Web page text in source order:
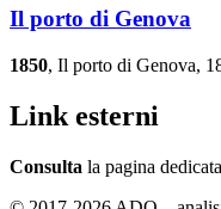
Il porto di Genova
1850, Il porto di Genova,
Link esterni
Consulta la pagina